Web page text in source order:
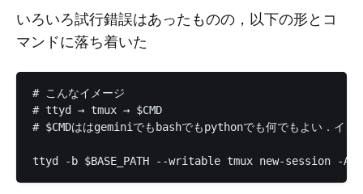
いろいろ試行錯誤はあったものの，以下の形とコ
マンドに落ち着いた
# こんなイメージ
# ttyd → tmux → $CMD
# $CMDははgeminiでもbashでもpythonでも何でもよい．イン
ttyd -b $BASE_PATH --writable tmux new-session -A